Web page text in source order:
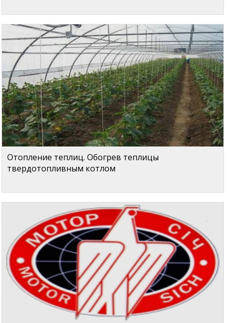
Отопление теплиц. Обогрев теплицы
твердотопливным котлом